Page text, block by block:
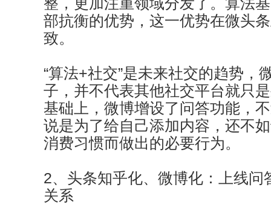
整，更加注重领域分发了。算法
部抗衡的优势，这一优势在微头
致。
“算法+社交”是未来社交的趋势，
子，并不代表其他社交平台就只
基础上，微博增设了问答功能，
说是为了给自己添加内容，还不
消费习惯而做出的必要行为。
2、头条知乎化、微博化：上线问
关系